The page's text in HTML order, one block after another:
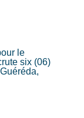
le
six (06)